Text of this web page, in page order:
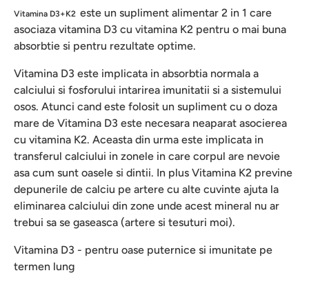
Vitamina D3+K2 este un supliment alimentar 2 in 1 care
asociaza vitamina D3 cu vitamina K2 pentru o mai buna
absorbtie si pentru rezultate optime.
Vitamina D3 este implicata in absorbtia normala a
calciului si fosforului intarirea imunitatii si a sistemului
osos. Atunci cand este folosit un supliment cu o doza
mare de Vitamina D3 este necesara neaparat asocierea
cu vitamina K2. Aceasta din urma este implicata in
transferul calciului in zonele in care corpul are nevoie
asa cum sunt oasele si dintii. In plus Vitamina K2 previne
depunerile de calciu pe artere cu alte cuvinte ajuta la
eliminarea calciului din zone unde acest mineral nu ar
trebui sa se gaseasca (artere si tesuturi moi).
Vitamina D3 - pentru oase puternice si imunitate pe
termen lung